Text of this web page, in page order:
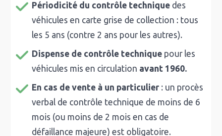
Périodicité du contrôle technique des
véhicules en carte grise de collection : tous
les 5 ans (contre 2 ans pour les autres).
Dispense de contrôle technique pour les
véhicules mis en circulation avant 1960.
En cas de vente à un particulier : un procès
verbal de contrôle technique de moins de 6
mois (ou moins de 2 mois en cas de
défaillance majeure) est obligatoire.